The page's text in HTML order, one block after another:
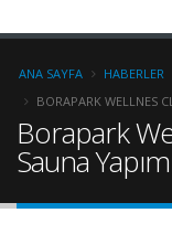
ANA SAYFA
HABERLER
BORAPARK WELLNES
Borapark
Sauna